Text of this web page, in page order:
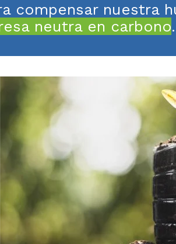
compensar nuestra
neutra en carbono.